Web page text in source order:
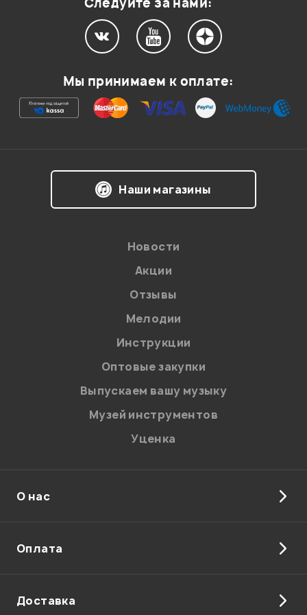
Ваша оценка:
на обработку персональных данных в
Политикой в отношении обработки
персональных данных.
Введите проверочное число:
Отправить
Мы принимаем к оплате:
Наши магазины
Новости
Акции
Отзывы
Мелодии
Инструкции
Оптовые закупки
Выпускаем вашу музыку
Музей инструментов
Уценка
О нас
Оплата
Доставка